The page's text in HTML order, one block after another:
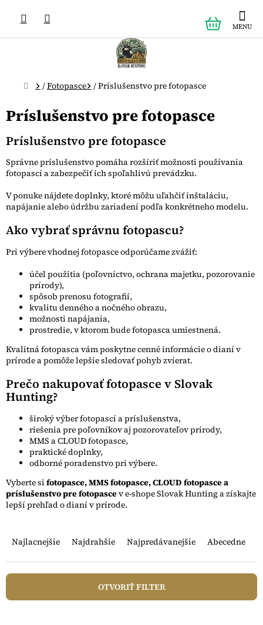
obsah
KOŠÍK
Domov
/Fotopasce /Príslušenstvo pre fotopasce
Príslušenstvo pre fotopasce
Príslušenstvo pre fotopasce
Správne príslušenstvo pomáha rozšíriť možnosti používania
fotopascí a zabezpečiť ich spoľahlivú prevádzku.
V ponuke nájdete doplnky, ktoré môžu uľahčiť inštaláciu,
napájanie alebo údržbu zariadení podľa konkrétneho modelu.
Ako vybrať správnu fotopascu?
Pri výbere vhodnej fotopasce odporúčame zvážiť:
účel použitia (poľovníctvo, ochrana majetku, pozorovanie
prírody),
spôsob prenosu fotografií,
kvalitu denného a nočného obrazu,
možnosti napájania,
prostredie, v ktorom bude fotopasca umiestnená.
Kvalitná fotopasca vám poskytne cenné informácie o dianí v
prírode a pomôže lepšie sledovať pohyb zvierat.
Prečo nakupovať fotopasce v Slovak
Hunting?
široký výber fotopascí a príslušenstva,
riešenia pre poľovníkov aj pozorovateľov prírody,
MMS a CLOUD fotopasce,
praktické doplnky,
odborné poradenstvo pri výbere.
Vyberte si fotopasce, MMS fotopasce, CLOUD fotopasce a
príslušenstvo pre fotopascev e-shope Slovak Hunting a získajte
lepší prehľad o dianí v prírode.
e
n
e
Najlacnejšie Najdrahšie Najpredávanejšie Abecedne
OTVORIŤ FILTER